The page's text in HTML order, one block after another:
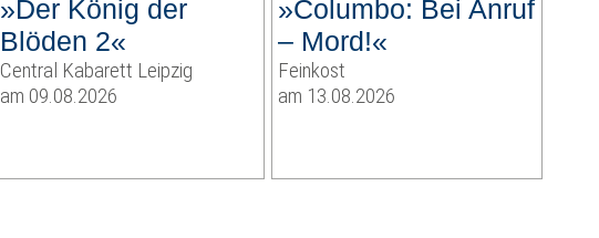
»Der König der
Blöden 2«
Central Kabarett Leipzig
am 09.08.2026
»Columbo: Bei Anruf
– Mord!«
Feinkost
am 13.08.2026